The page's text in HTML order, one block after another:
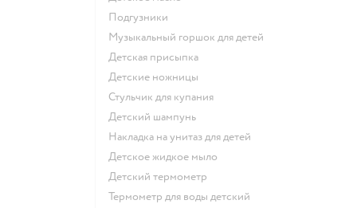
подгузники
музыкальный горшок для детей
детская присыпка
детские ножницы
стульчик для купания
детский шампунь
накладка на унитаз для детей
детское жидкое мыло
детский термометр
термометр для воды детский